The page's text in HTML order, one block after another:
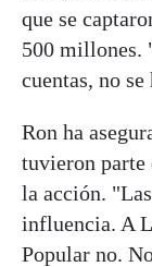
que se
500 millones.
cuentas, no
Ron ha
tuvieron parte
la acción.
influencia. A
Popular no.